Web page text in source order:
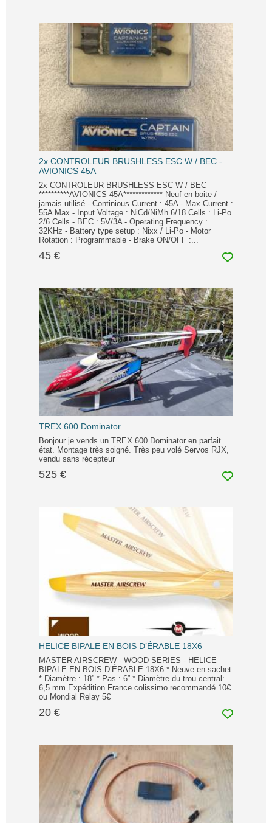
2x CONTROLEUR BRUSHLESS ESC W / BEC -
AVIONICS 45A
2x CONTROLEUR BRUSHLESS ESC W / BEC
**********AVIONICS 45A************* Neuf en boite /
jamais utilisé - Continious Current : 45A - Max Current :
55A Max - Input Voltage : NiCd/NiMh 6/18 Cells : Li-Po
2/6 Cells - BEC : 5V/3A - Operating Frequency :
32KHz - Battery type setup : Nixx / Li-Po - Motor
Rotation : Programmable - Brake ON/OFF :...
45 €
TREX 600 Dominator
Bonjour je vends un TREX 600 Dominator en parfait
état. Montage très soigné. Très peu volé Servos RJX,
vendu sans récepteur
525 €
HELICE BIPALE EN BOIS D’ÉRABLE 18X6
MASTER AIRSCREW - WOOD SERIES - HELICE
BIPALE EN BOIS D’ÉRABLE 18X6 * Neuve en sachet
* Diamètre : 18” * Pas : 6” * Diamètre du trou central:
6,5 mm Expédition France colissimo recommandé 10€
ou Mondial Relay 5€
20 €